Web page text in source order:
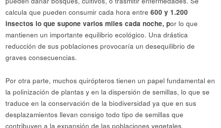
calcula que pueden consumir cada hora entre600 y 1.200
insectos lo que supone varios miles cada noche, por lo que
mantienen un importante equilibrio ecológico. Una drástica
reducción de sus poblaciones provocaría un desequilibrio de
graves consecuencias.
Por otra parte, muchos quirópteros tienen un papel fundamental en
la polinización de plantas y en la dispersión de semillas, lo que se
traduce en la conservación de la biodiversidad ya que en sus
desplazamientos llevan consigo todo tipo de semillas que
contribuyen a la expansión de las poblaciones vegetales.